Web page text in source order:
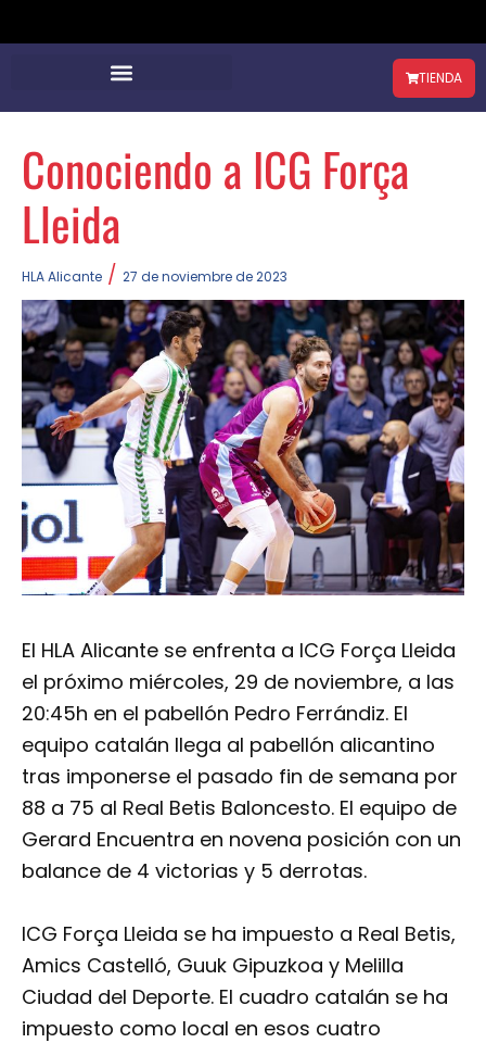
TIENDA
Conociendo a ICG Força
Lleida
HLA Alicante / 27 de noviembre de 2023
El HLA Alicante se enfrenta a ICG Força Lleida
el próximo miércoles, 29 de noviembre, a las
20:45h en el pabellón Pedro Ferrándiz. El
equipo catalán llega al pabellón alicantino
tras imponerse el pasado fin de semana por
88 a 75 al Real Betis Baloncesto. El equipo de
Gerard Encuentra en novena posición con un
balance de 4 victorias y 5 derrotas.
ICG Força Lleida se ha impuesto a Real Betis,
Amics Castelló, Guuk Gipuzkoa y Melilla
Ciudad del Deporte. El cuadro catalán se ha
impuesto como local en esos cuatro